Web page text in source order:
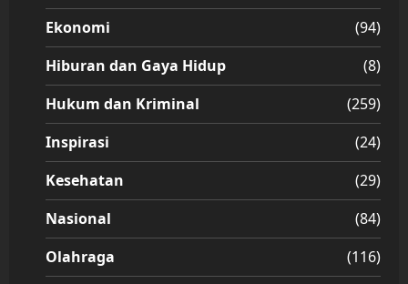
Ekonomi
(94)
Hiburan dan Gaya Hidup
(8)
Hukum dan Kriminal
(259)
Inspirasi
(24)
Kesehatan
(29)
Nasional
(84)
Olahraga
(116)